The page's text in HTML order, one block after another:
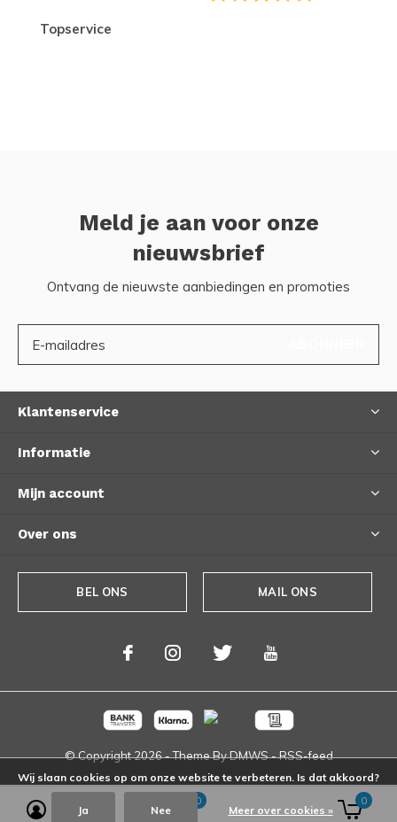
topservice
Meld je aan voor onze
nieuwsbrief
Ontvang de nieuwste aanbiedingen en promoties
Klantenservice
Informatie
Mijn account
Over ons
BEL ONS MAIL ONS
© Copyright2026- Theme ByDMWS-RSS-feed
0 0
Wij slaan cookies op om onze website te verbeteren. Is dat akkoord?
Ja Nee Meer over cookies »